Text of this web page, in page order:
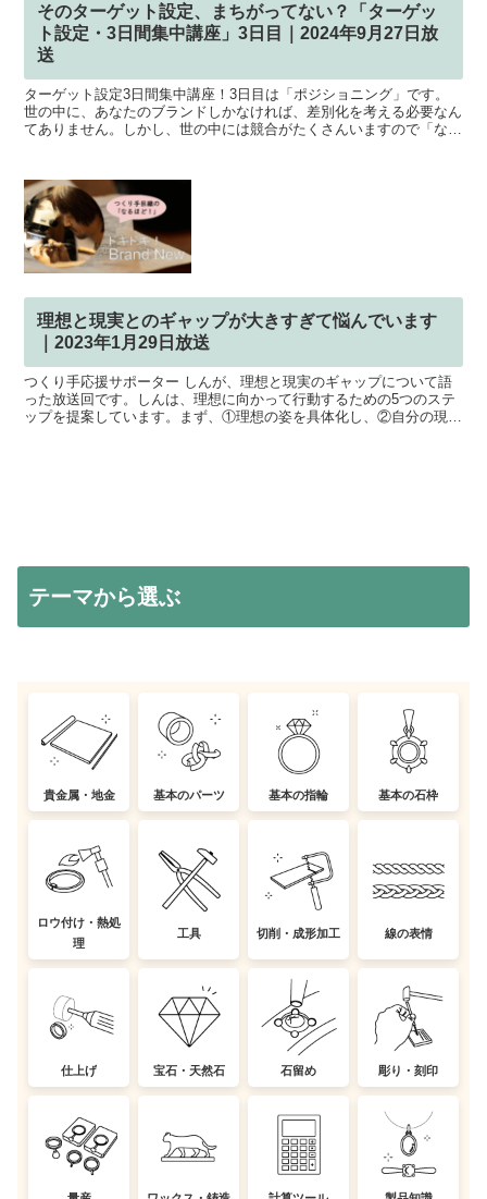
そのターゲット設定、まちがってない？「ターゲッ
ト設定・3日間集中講座」3日目｜2024年9月27日放
送
ターゲット設定3日間集中講座！3日目は「ポジショニング」です。
世の中に、あなたのブランドしかなければ、差別化を考える必要なん
てありません。しかし、世の中には競合がたくさんいますので「なぜ
理想と現実とのギャップが大きすぎて悩んでいます
｜2023年1月29日放送
つくり手応援サポーター しんが、理想と現実のギャップについて語
った放送回です。しんは、理想に向かって行動するための5つのステ
ップを提案しています。まず、①理想の姿を具体化し、②自分の現在
テーマから選ぶ
貴金属・地金 基本のパーツ 基本の指輪 基本の石枠
ロウ付け・熱処
理
工具 切削・成形加工 線の表情
仕上げ 宝石・天然石 石留め 彫り・刻印